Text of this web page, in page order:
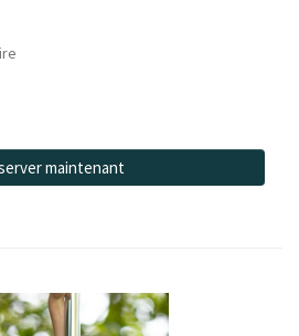
maintenant